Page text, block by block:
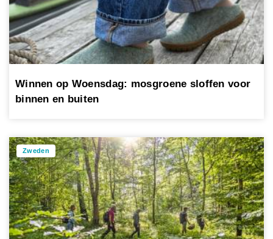
Winnen op Woensdag: mosgroene sloffen voor
binnen en buiten
Zweden